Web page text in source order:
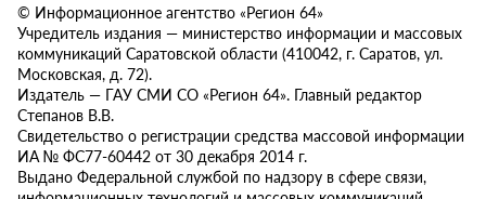
© Информационное агентство «Регион 64»
Учредитель издания — министерство информации и массовых
коммуникаций Саратовской области (410042, г. Саратов, ул.
Московская, д. 72).
Издатель — ГАУ СМИ СО «Регион 64». Главный редактор
Степанов В.В.
Свидетельство о регистрации средства массовой информации
ИА № ФС77-60442 от 30 декабря 2014 г.
Выдано Федеральной службой по надзору в сфере связи,